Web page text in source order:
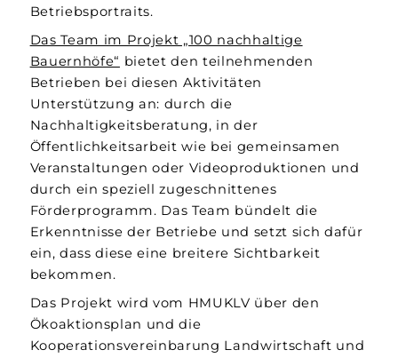
Betriebsportraits.
Das Team im Projekt „100 nachhaltige
Bauernhöfe“ bietet den teilnehmenden
Betrieben bei diesen Aktivitäten
Unterstützung an: durch die
Nachhaltigkeitsberatung, in der
Öffentlichkeitsarbeit wie bei gemeinsamen
Veranstaltungen oder Videoproduktionen und
durch ein speziell zugeschnittenes
Förderprogramm. Das Team bündelt die
Erkenntnisse der Betriebe und setzt sich dafür
ein, dass diese eine breitere Sichtbarkeit
bekommen.
Das Projekt wird vom HMUKLV über den
Ökoaktionsplan und die
Kooperationsvereinbarung Landwirtschaft und